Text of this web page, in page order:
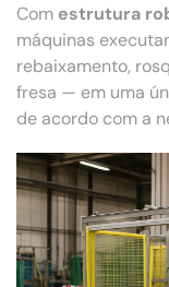
Com estrutura
máquinas
rebaixamento,
fresa — em uma
de acordo com a